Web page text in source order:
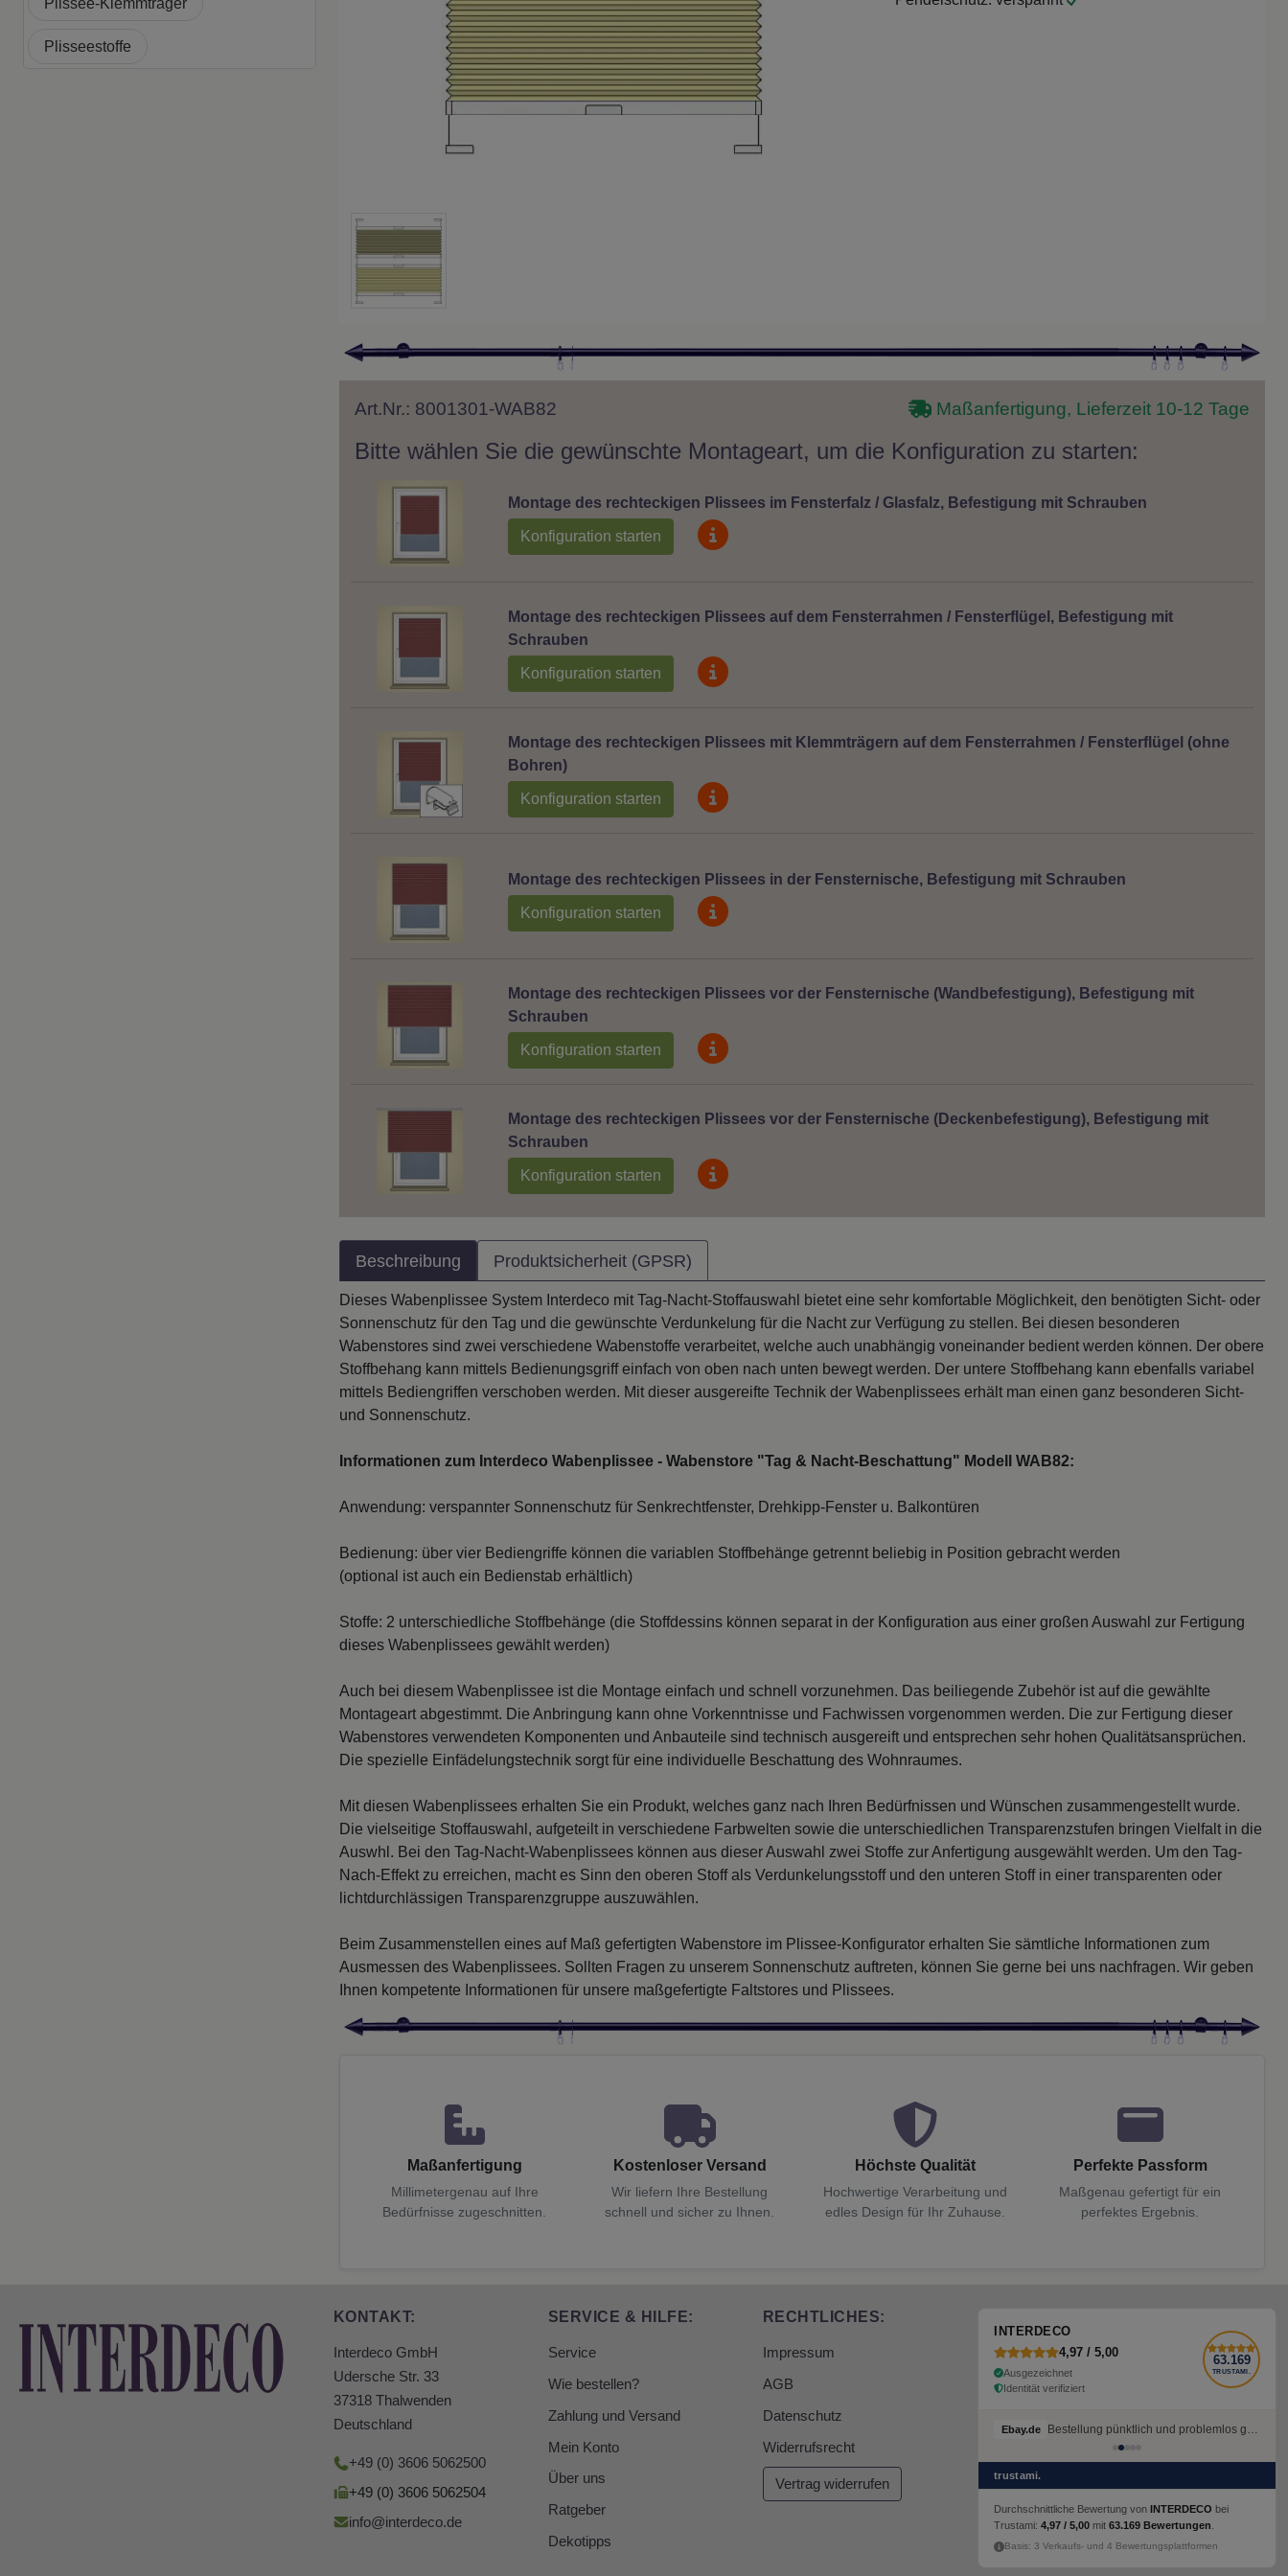
Plissee-Klemmträger
Plisseestoffe
Art.Nr.: 8001301-WAB82 Maßanfertigung, Lieferzeit 10-12 Tage
Bitte wählen Sie die gewünschte Montageart, um die Konfiguration zu starten:
Montage des rechteckigen Plissees im Fensterfalz / Glasfalz, Befestigung mit Schrauben
Konfiguration starten
Montage des rechteckigen Plissees auf dem Fensterrahmen / Fensterflügel, Befestigung mit
Schrauben
Konfiguration starten
Montage des rechteckigen Plissees mit Klemmträgern auf dem Fensterrahmen / Fensterflügel (ohne
Bohren)
Konfiguration starten
Montage des rechteckigen Plissees in der Fensternische, Befestigung mit Schrauben
Konfiguration starten
Montage des rechteckigen Plissees vor der Fensternische (Wandbefestigung), Befestigung mit
Schrauben
Konfiguration starten
Montage des rechteckigen Plissees vor der Fensternische (Deckenbefestigung), Befestigung mit
Schrauben
Konfiguration starten
Beschreibung Produktsicherheit (GPSR)
Dieses Wabenplissee System Interdeco mit Tag-Nacht-Stoffauswahl bietet eine sehr komfortable Möglichkeit, den benötigten Sicht- oder
Sonnenschutz für den Tag und die gewünschte Verdunkelung für die Nacht zur Verfügung zu stellen. Bei diesen besonderen
Wabenstores sind zwei verschiedene Wabenstoffe verarbeitet, welche auch unabhängig voneinander bedient werden können. Der obere
Stoffbehang kann mittels Bedienungsgriff einfach von oben nach unten bewegt werden. Der untere Stoffbehang kann ebenfalls variabel
mittels Bediengriffen verschoben werden. Mit dieser ausgereifte Technik der Wabenplissees erhält man einen ganz besonderen Sicht-
und Sonnenschutz.
Informationen zum Interdeco Wabenplissee - Wabenstore "Tag & Nacht-Beschattung" Modell WAB82:
Anwendung: verspannter Sonnenschutz für Senkrechtfenster, Drehkipp-Fenster u. Balkontüren
Bedienung: über vier Bediengriffe können die variablen Stoffbehänge getrennt beliebig in Position gebracht werden
(optional ist auch ein Bedienstab erhältlich)
Stoffe: 2 unterschiedliche Stoffbehänge (die Stoffdessins können separat in der Konfiguration aus einer großen Auswahl zur Fertigung
dieses Wabenplissees gewählt werden)
Auch bei diesem Wabenplissee ist die Montage einfach und schnell vorzunehmen. Das beiliegende Zubehör ist auf die gewählte
Montageart abgestimmt. Die Anbringung kann ohne Vorkenntnisse und Fachwissen vorgenommen werden. Die zur Fertigung dieser
Wabenstores verwendeten Komponenten und Anbauteile sind technisch ausgereift und entsprechen sehr hohen Qualitätsansprüchen.
Die spezielle Einfädelungstechnik sorgt für eine individuelle Beschattung des Wohnraumes.
Mit diesen Wabenplissees erhalten Sie ein Produkt, welches ganz nach Ihren Bedürfnissen und Wünschen zusammengestellt wurde.
Die vielseitige Stoffauswahl, aufgeteilt in verschiedene Farbwelten sowie die unterschiedlichen Transparenzstufen bringen Vielfalt in die
Auswhl. Bei den Tag-Nacht-Wabenplissees können aus dieser Auswahl zwei Stoffe zur Anfertigung ausgewählt werden. Um den Tag-
Nach-Effekt zu erreichen, macht es Sinn den oberen Stoff als Verdunkelungsstoff und den unteren Stoff in einer transparenten oder
lichtdurchlässigen Transparenzgruppe auszuwählen.
Beim Zusammenstellen eines auf Maß gefertigten Wabenstore im Plissee-Konfigurator erhalten Sie sämtliche Informationen zum
Ausmessen des Wabenplissees. Sollten Fragen zu unserem Sonnenschutz auftreten, können Sie gerne bei uns nachfragen. Wir geben
Ihnen kompetente Informationen für unsere maßgefertigte Faltstores und Plissees.
Maßanfertigung
Millimetergenau auf Ihre
Bedürfnisse zugeschnitten.
Kostenloser Versand
Wir liefern Ihre Bestellung
schnell und sicher zu Ihnen.
Höchste Qualität
Hochwertige Verarbeitung und
edles Design für Ihr Zuhause.
Perfekte Passform
Maßgenau gefertigt für ein
perfektes Ergebnis.
KONTAKT:
Interdeco GmbH
Udersche Str. 33
37318 Thalwenden
Deutschland
+49 (0) 3606 5062500
+49 (0) 3606 5062504
info@interdeco.de
SERVICE & HILFE:
Service
Wie bestellen?
Zahlung und Versand
Mein Konto
Über uns
Ratgeber
Dekotipps
RECHTLICHES:
Impressum
AGB
Datenschutz
Widerrufsrecht
Vertrag widerrufen
INTERDECO
4,97 / 5,00
Ausgezeichnet
Identität verifiziert
63.169
TRUSTAMI.
Ebay.de Bestellung pünktlich und problemlos geliefert
trustami.
Durchschnittliche Bewertung von INTERDECO bei
Trustami: 4,97 / 5,00 mit 63.169 Bewertungen
Basis: 3 Verkaufs- und 4 Bewertungsplattformen